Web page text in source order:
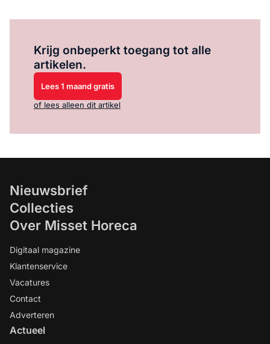
Krijg onbeperkt toegang tot alle
artikelen.
Lees 1 maand gratis
of lees alleen dit artikel
Nieuwsbrief
Collecties
Over Misset Horeca
Digitaal magazine
Klantenservice
Vacatures
Contact
Adverteren
Actueel